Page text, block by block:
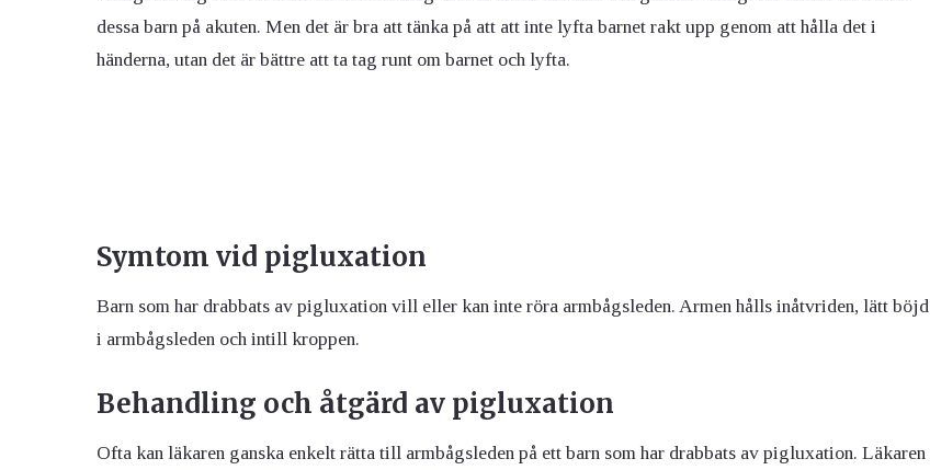
dessa barn på akuten. Men det är bra att tänka på att att inte lyfta barnet rakt upp genom att hålla det i
händerna, utan det är bättre att ta tag runt om barnet och lyfta.
Symtom vid pigluxation
Barn som har drabbats av pigluxation vill eller kan inte röra armbågsleden. Armen hålls inåtvriden, lätt böjd
i armbågsleden och intill kroppen.
Behandling och åtgärd av pigluxation
Ofta kan läkaren ganska enkelt rätta till armbågsleden på ett barn som har drabbats av pigluxation. Läkaren